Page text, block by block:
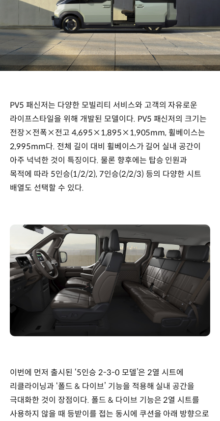
PV5 패신저는 다양한 모빌리티 서비스와 고객의 자유로운
라이프스타일을 위해 개발된 모델이다. PV5 패신저의 크기는
전장×전폭×전고 4,695×1,895×1,905mm, 휠베이스는
2,995mm다. 전체 길이 대비 휠베이스가 길어 실내 공간이
아주 넉넉한 것이 특징이다. 물론 향후에는 탑승 인원과
목적에 따라 5인승(1/2/2), 7인승(2/2/3) 등의 다양한 시트
배열도 선택할 수 있다.
이번에 먼저 출시된 ‘5인승 2-3-0 모델’은 2열 시트에
리클라이닝과 ‘폴드 & 다이브’ 기능을 적용해 실내 공간을
극대화한 것이 장점이다. 폴드 & 다이브 기능은 2열 시트를
사용하지 않을 때 등받이를 접는 동시에 쿠션을 아래 방향으로